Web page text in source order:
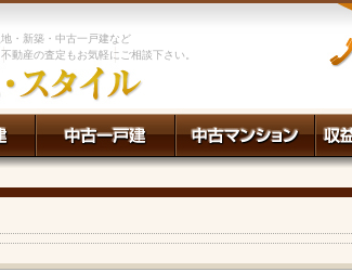
・新築・中古一戸建など
動産の査定もお気軽にご相談下さい。